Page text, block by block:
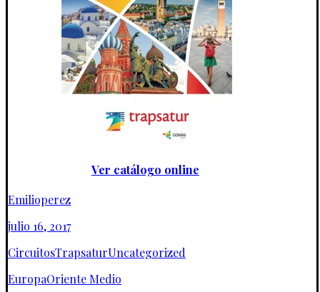
Ver catálogo online
Emilioperez
julio 16, 2017
CircuitosTrapsaturUncategorized
EuropaOriente Medio